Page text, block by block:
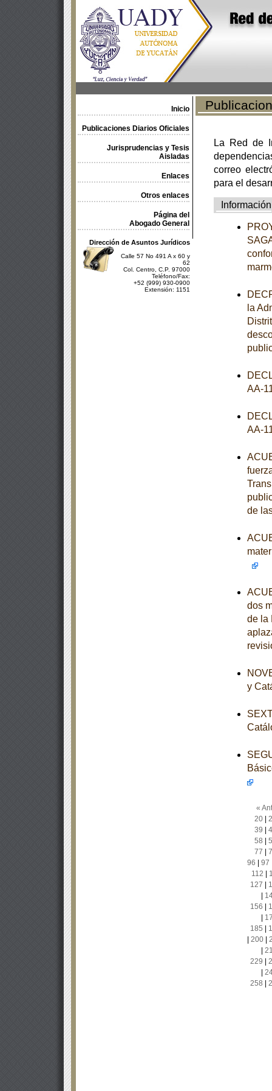
Inicio
Publicaciones Diarios Oficiales
Jurisprudencias y Tesis
Aisladas
Enlaces
Otros enlaces
Página del
Abogado General
Dirección de Asuntos Jurídicos
Calle 57 No 491 A x 60 y
62
Col. Centro, C.P. 97000
Teléfono/Fax:
+52 (999) 930-0900
Extensión: 1151
La Red de
correo
para el
Información
la
AA-
AA-
de
dos
de la
y
«
20|
39
58
77
96
97
112
127
156
185
200|
229
258